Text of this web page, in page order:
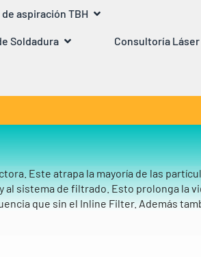
aspiración TBH
Soldadura Consultoría Láser
Este atrapa la mayoría de las
al sistema de filtrado. Esto prolonga la
que sin el Inline Filter. Además